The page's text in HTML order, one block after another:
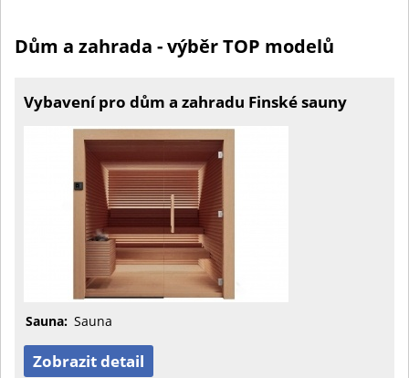
Dům a zahrada - výběr TOP modelů
Vybavení pro dům a zahradu Finské sauny
Sauna: Sauna
Zobrazit detail